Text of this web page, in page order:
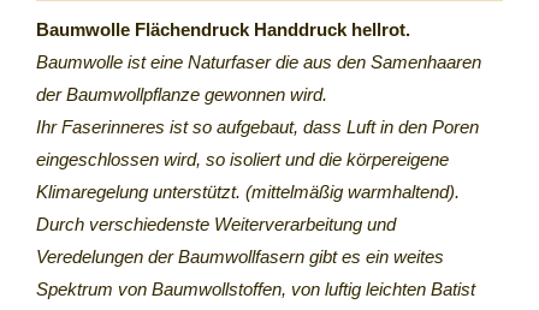
Baumwolle Flächendruck Handdruck hellrot.
Baumwolle ist eine Naturfaser die aus den Samenhaaren
der Baumwollpflanze gewonnen wird.
Ihr Faserinneres ist so aufgebaut, dass Luft in den Poren
eingeschlossen wird, so isoliert und die körpereigene
Klimaregelung unterstützt. (mittelmäßig warmhaltend).
Durch verschiedenste Weiterverarbeitung und
Veredelungen der Baumwollfasern gibt es ein weites
Spektrum von Baumwollstoffen, von luftig leichten Batist